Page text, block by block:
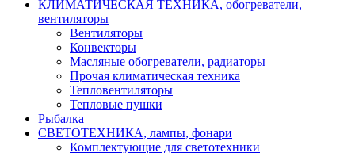
КЛИМАТИЧЕСКАЯ ТЕХНИКА, обогреватели,
вентиляторы
Вентиляторы
Конвекторы
Масляные обогреватели, радиаторы
Прочая климатическая техника
Тепловентиляторы
Тепловые пушки
Рыбалка
СВЕТОТЕХНИКА, лампы, фонари
Комплектующие для светотехники